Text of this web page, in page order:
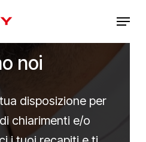
Menu
noi
disposizione per
chiarimenti e/o